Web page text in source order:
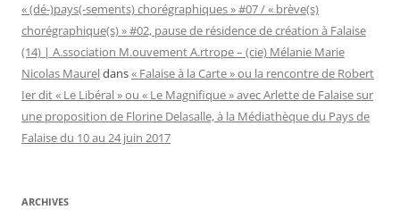
« (dé-)pays(-sements) chorégraphiques » #07 / « brève(s)
chorégraphique(s) » #02, pause de résidence de création à Falaise
(14) | A.ssociation M.ouvement A.rtrope – (cie) Mélanie Marie
Nicolas Maureldans« Falaise à la Carte » ou la rencontre de Robert
Ier dit « Le Libéral » ou « Le Magnifique » avec Arlette de Falaise sur
une proposition de Florine Delasalle, à la Médiathèque du Pays de
Falaise du 10 au 24 juin 2017
ARCHIVES